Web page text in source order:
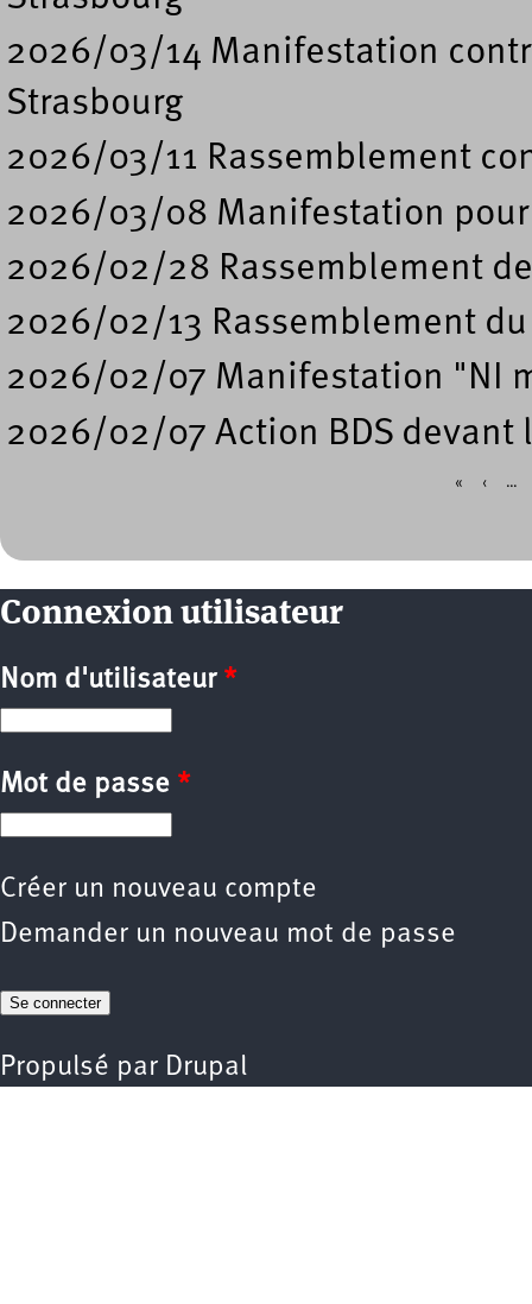
2026/03/14 Manifestation
Strasbourg
2026/03/11 Rassemblement
2026/03/08 Manifestation pour
2026/02/28 Rassemblement
2026/02/13 Rassemblement
2026/02/07 Manifestation "NI
2026/02/07 Action BDS devant
« ‹ …
Connexion utilisateur
Nom d'utilisateur *
Mot de passe *
Créer un nouveau compte
Demander un nouveau mot de passe
Propulsé par Drupal